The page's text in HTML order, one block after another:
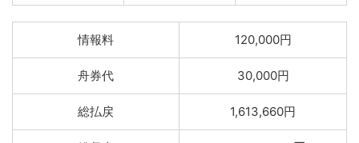
情報料 120,000円
舟券代 30,000円
総払戻 1,613,660円